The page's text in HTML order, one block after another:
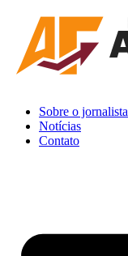
conteúdo
Sobre o jornalista
Notícias
Contato